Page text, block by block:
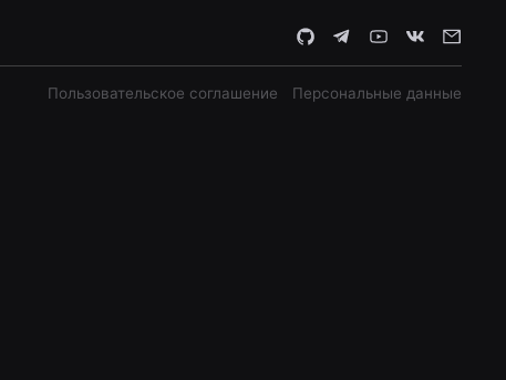
Пользовательское соглашение Персональные данные